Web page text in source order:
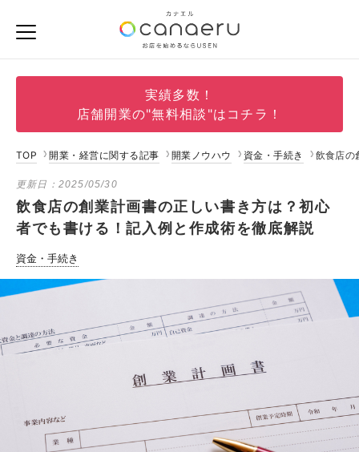
実績多数！
店舗開業の"無料相談"はコチラ！
TOP 開業・経営に関する記事 開業ノウハウ 資金・手続き 飲食店の
更新日： 2025/05/30
飲食店の創業計画書の正しい書き方は？初心
者でも書ける！記入例と作成術を徹底解説
資金・手続き